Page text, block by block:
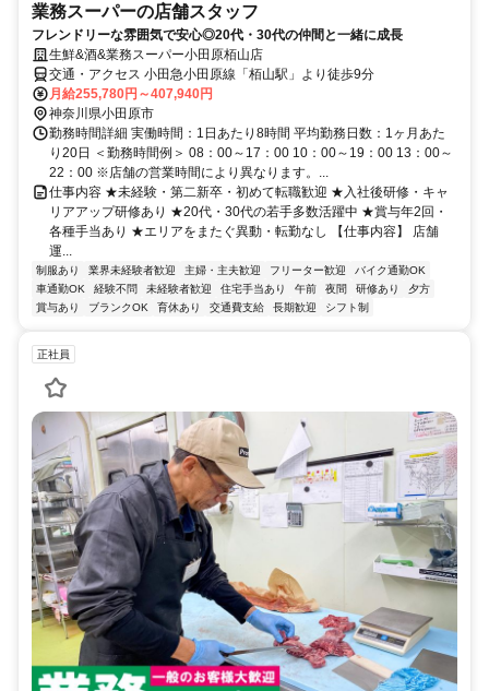
業務スーパーの店舗スタッフ
フレンドリーな雰囲気で安心◎20代・30代の仲間と一緒に成長
生鮮&酒&業務スーパー小田原栢山店
交通・アクセス 小田急小田原線「栢山駅」より徒歩9分
月給255,780円～407,940円
神奈川県小田原市
勤務時間詳細 実働時間：1日あたり8時間 平均勤務日数：1ヶ月あた
り20日 ＜勤務時間例＞ 08：00～17：00 10：00～19：00 13：00～
22：00 ※店舗の営業時間により異なります。...
仕事内容 ★未経験・第二新卒・初めて転職歓迎 ★入社後研修・キャ
リアアップ研修あり ★20代・30代の若手多数活躍中 ★賞与年2回・
各種手当あり ★エリアをまたぐ異動・転勤なし 【仕事内容】 店舗
運...
制服あり 業界未経験者歓迎 主婦・主夫歓迎 フリーター歓迎
バイク通勤OK
車通勤OK
経験不問 未経験者歓迎 住宅手当あり 午前 夜間 研修あり
夕方
賞与あり
ブランクOK 育休あり 交通費支給 長期歓迎 シフト制
正社員